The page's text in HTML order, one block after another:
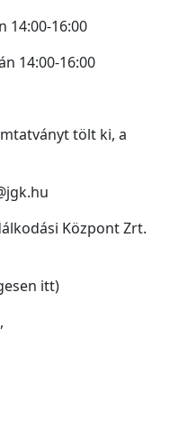
14:00-16:00
14:00-16:00
tölt ki, a
Központ Zrt.
itt)